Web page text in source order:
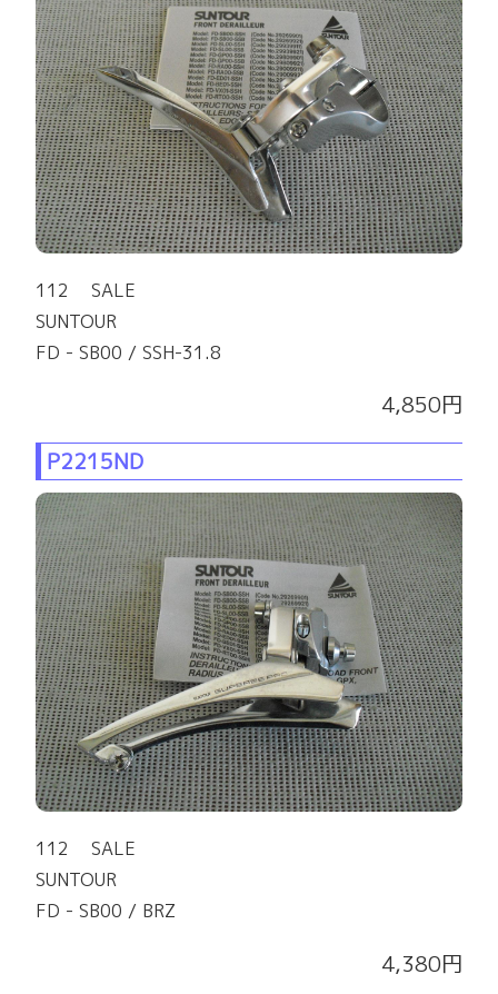
112 SALE
SUNTOUR
FD - SB00 / SSH-31.8
4,850円
P2215ND
112 SALE
SUNTOUR
FD - SB00 / BRZ
4,380円